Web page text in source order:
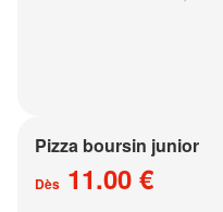
Pizza boursin junior
Dès 11.00 €